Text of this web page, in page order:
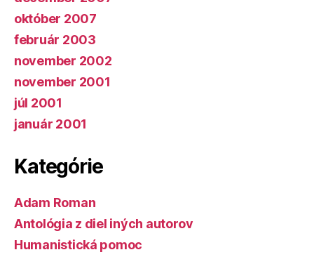
október 2007
február 2003
november 2002
november 2001
júl 2001
január 2001
Kategórie
Adam Roman
Antológia z diel iných autorov
Humanistická pomoc